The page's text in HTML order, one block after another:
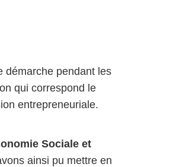
démarche pendant les
qui correspond le
entrepreneuriale.
Sociale et
ainsi pu mettre en